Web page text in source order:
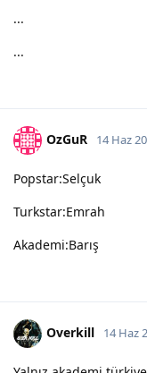
...
...
OzGuR 14 Haz
Popstar:Selçuk
Turkstar:Emrah
Akademi:Barış
Overkill 14 Haz